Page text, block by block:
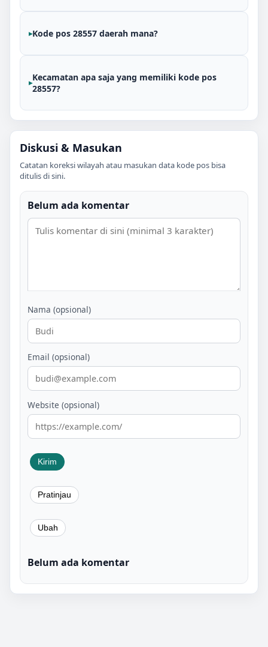
Kode pos 28557 daerah mana?
Kecamatan apa saja yang memiliki kode pos
28557?
Diskusi & Masukan
Catatan koreksi wilayah atau masukan data kode pos bisa
ditulis di sini.
Belum ada komentar
Nama (opsional)
Email (opsional)
Website (opsional)
Belum ada komentar